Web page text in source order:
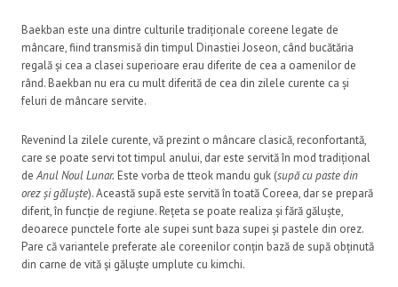
Baekban este una dintre culturile tradiționale coreene legate de
mâncare, fiind transmisă din timpul Dinastiei Joseon, când bucătăria
regală și cea a clasei superioare erau diferite de cea a oamenilor de
rând. Baekban nu era cu mult diferită de cea din zilele curente ca și
feluri de mâncare servite.
Revenind la zilele curente, vă prezint o mâncare clasică, reconfortantă,
care se poate servi tot timpul anului, dar este servită în mod tradițional
deAnul Noul Lunar. Este vorba de tteok mandu guk (supă cu paste din
orez și găluște). Această supă este servită în toată Coreea, dar se prepară
diferit, în funcție de regiune. Rețeta se poate realiza și fără găluște,
deoarece punctele forte ale supei sunt baza supei și pastele din orez.
Pare că variantele preferate ale coreenilor conțin bază de supă obținută
din carne de vită și găluște umplute cu kimchi.